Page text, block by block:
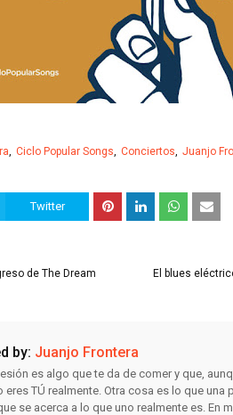
Ciclo Popular Songs Conciertos Juanjo
Twitter
El blues
de The Dream
by: Juanjo Frontera
es algo que te da de comer y que,
eres TÚ realmente. Otra cosa es lo que
se acerca a lo que uno realmente es. En